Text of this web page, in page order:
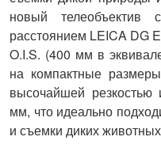
новый телеобъектив
расстоянием LEICA DG
O.I.S. (400 мм в
на компактные
высочайшей
мм, что идеально
и съемки диких